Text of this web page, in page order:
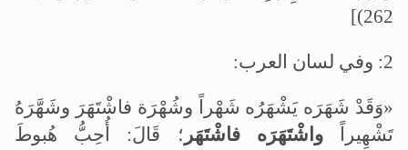
262)]
2: وفي لسان العرب:
«وَقَدْ شَهَرَه يَشْهَرُه شَهْراً وشُهْرَة فاشْتَهَرَ وشَهَّرَهُ
تَشْهِيراًواشْتَهَرَه فاشْتَهَر ؛ قَالَ: أُحِبُّ هُبوطَ